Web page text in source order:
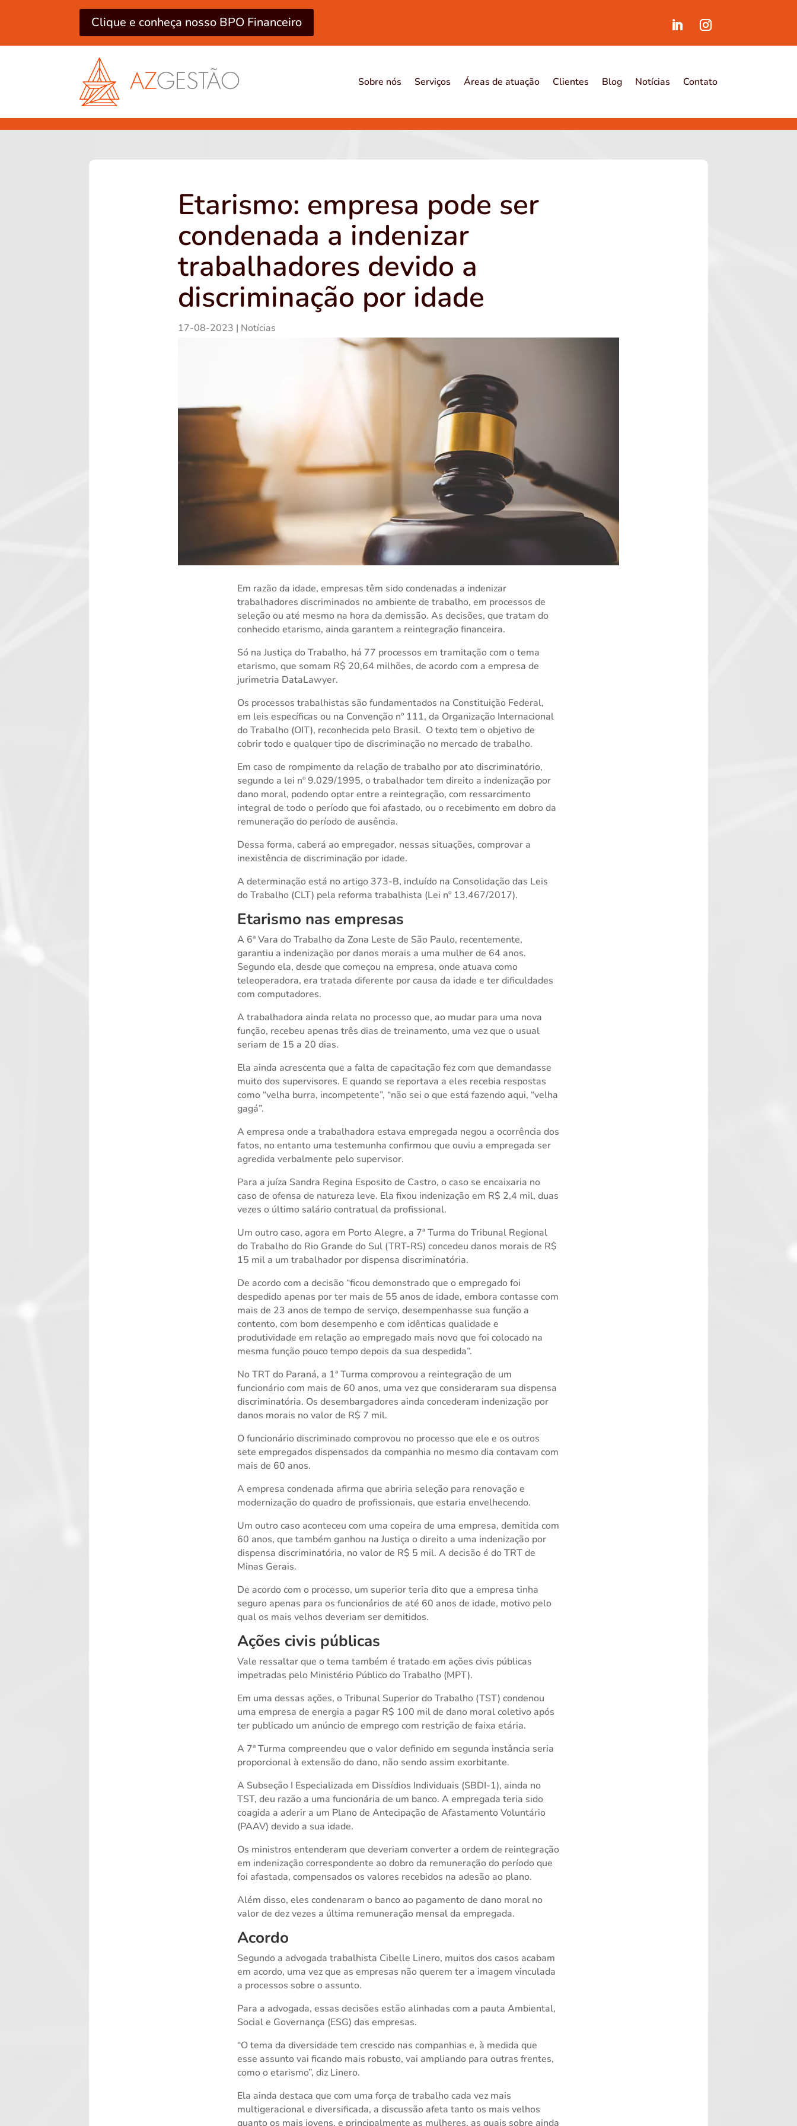
Clique e conheça nosso BPO Financeiro
Sobre nós Serviços Áreas de atuação Clientes Blog Notícias Contato
Etarismo: empresa pode ser
condenada a indenizar
trabalhadores devido a
discriminação por idade
17-08-2023 | Notícias
Em razão da idade, empresas têm sido condenadas a indenizar
trabalhadores discriminados no ambiente de trabalho, em processos de
seleção ou até mesmo na hora da demissão. As decisões, que tratam do
conhecido etarismo, ainda garantem a reintegração financeira.
Só na Justiça do Trabalho, há 77 processos em tramitação com o tema
etarismo, que somam R$ 20,64 milhões, de acordo com a empresa de
jurimetria DataLawyer.
Os processos trabalhistas são fundamentados na Constituição Federal,
em leis específicas ou na Convenção nº 111, da Organização Internacional
do Trabalho (OIT), reconhecida pelo Brasil. O texto tem o objetivo de
cobrir todo e qualquer tipo de discriminação no mercado de trabalho.
Em caso de rompimento da relação de trabalho por ato discriminatório,
segundo a lei nº 9.029/1995, o trabalhador tem direito a indenização por
dano moral, podendo optar entre a reintegração, com ressarcimento
integral de todo o período que foi afastado, ou o recebimento em dobro da
remuneração do período de ausência.
Dessa forma, caberá ao empregador, nessas situações, comprovar a
inexistência de discriminação por idade.
A determinação está no artigo 373-B, incluído na Consolidação das Leis
do Trabalho (CLT) pela reforma trabalhista (Lei nº 13.467/2017).
Etarismo nas empresas
A 6ª Vara do Trabalho da Zona Leste de São Paulo, recentemente,
garantiu a indenização por danos morais a uma mulher de 64 anos.
Segundo ela, desde que começou na empresa, onde atuava como
teleoperadora, era tratada diferente por causa da idade e ter dificuldades
com computadores.
A trabalhadora ainda relata no processo que, ao mudar para uma nova
função, recebeu apenas três dias de treinamento, uma vez que o usual
seriam de 15 a 20 dias.
Ela ainda acrescenta que a falta de capacitação fez com que demandasse
muito dos supervisores. E quando se reportava a eles recebia respostas
como “velha burra, incompetente”, “não sei o que está fazendo aqui, “velha
gagá”.
A empresa onde a trabalhadora estava empregada negou a ocorrência dos
fatos, no entanto uma testemunha confirmou que ouviu a empregada ser
agredida verbalmente pelo supervisor.
Para a juíza Sandra Regina Esposito de Castro, o caso se encaixaria no
caso de ofensa de natureza leve. Ela fixou indenização em R$ 2,4 mil, duas
vezes o último salário contratual da profissional.
Um outro caso, agora em Porto Alegre, a 7ª Turma do Tribunal Regional
do Trabalho do Rio Grande do Sul (TRT-RS) concedeu danos morais de R$
15 mil a um trabalhador por dispensa discriminatória.
De acordo com a decisão “ficou demonstrado que o empregado foi
despedido apenas por ter mais de 55 anos de idade, embora contasse com
mais de 23 anos de tempo de serviço, desempenhasse sua função a
contento, com bom desempenho e com idênticas qualidade e
produtividade em relação ao empregado mais novo que foi colocado na
mesma função pouco tempo depois da sua despedida”.
No TRT do Paraná, a 1ª Turma comprovou a reintegração de um
funcionário com mais de 60 anos, uma vez que consideraram sua dispensa
discriminatória. Os desembargadores ainda concederam indenização por
danos morais no valor de R$ 7 mil.
O funcionário discriminado comprovou no processo que ele e os outros
sete empregados dispensados da companhia no mesmo dia contavam com
mais de 60 anos.
A empresa condenada afirma que abriria seleção para renovação e
modernização do quadro de profissionais, que estaria envelhecendo.
Um outro caso aconteceu com uma copeira de uma empresa, demitida com
60 anos, que também ganhou na Justiça o direito a uma indenização por
dispensa discriminatória, no valor de R$ 5 mil. A decisão é do TRT de
Minas Gerais.
De acordo com o processo, um superior teria dito que a empresa tinha
seguro apenas para os funcionários de até 60 anos de idade, motivo pelo
qual os mais velhos deveriam ser demitidos.
Ações civis públicas
Vale ressaltar que o tema também é tratado em ações civis públicas
impetradas pelo Ministério Público do Trabalho (MPT).
Em uma dessas ações, o Tribunal Superior do Trabalho (TST) condenou
uma empresa de energia a pagar R$ 100 mil de dano moral coletivo após
ter publicado um anúncio de emprego com restrição de faixa etária.
A 7ª Turma compreendeu que o valor definido em segunda instância seria
proporcional à extensão do dano, não sendo assim exorbitante.
A Subseção I Especializada em Dissídios Individuais (SBDI-1), ainda no
TST, deu razão a uma funcionária de um banco. A empregada teria sido
coagida a aderir a um Plano de Antecipação de Afastamento Voluntário
(PAAV) devido a sua idade.
Os ministros entenderam que deveriam converter a ordem de reintegração
em indenização correspondente ao dobro da remuneração do período que
foi afastada, compensados os valores recebidos na adesão ao plano.
Além disso, eles condenaram o banco ao pagamento de dano moral no
valor de dez vezes a última remuneração mensal da empregada.
Acordo
Segundo a advogada trabalhista Cibelle Linero, muitos dos casos acabam
em acordo, uma vez que as empresas não querem ter a imagem vinculada
a processos sobre o assunto.
Para a advogada, essas decisões estão alinhadas com a pauta Ambiental,
Social e Governança (ESG) das empresas.
“O tema da diversidade tem crescido nas companhias e, à medida que
esse assunto vai ficando mais robusto, vai ampliando para outras frentes,
como o etarismo”, diz Linero.
Ela ainda destaca que com uma força de trabalho cada vez mais
multigeracional e diversificada, a discussão afeta tanto os mais velhos
quanto os mais jovens, e principalmente as mulheres, as quais sobre ainda